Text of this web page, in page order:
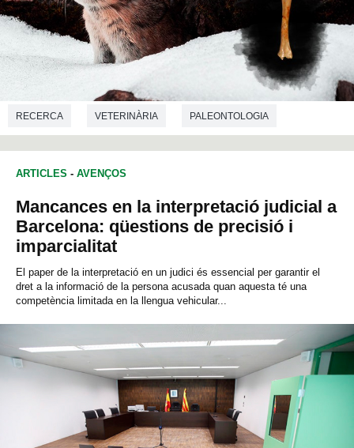
RECERCA VETERINÀRIA PALEONTOLOGIA
BIOLOGIA
ARTICLES - AVENÇOS
Mancances en la interpretació judicial a
Barcelona: qüestions de precisió i
imparcialitat
El paper de la interpretació en un judici és essencial per garantir el
dret a la informació de la persona acusada quan aquesta té una
competència limitada en la llengua vehicular...